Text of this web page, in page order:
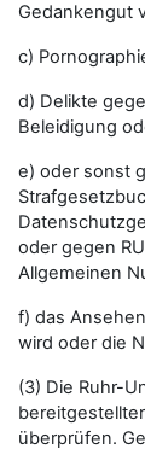
Gedankengut
c)
d) Delikte
Beleidigung
e) oder sonst
oder gegen
Allgemeinen
f) das
wird oder die
(3) Die Ruhr-
überprüfen.